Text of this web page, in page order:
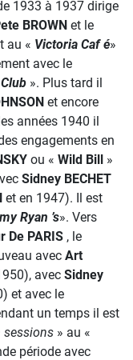
1933 à 1937 dirige
BROWN et le
au « Victoria Caf é»
avec le
». Plus tard il
et encore
années 1940 il
engagements en
ou « Wild Bill »
Sidney BECHET
et en 1947). Il est
Ryan ’s». Vers
De PARIS , le
avec Art
avec Sidney
et avec le
un temps il est
sessions » au «
période avec